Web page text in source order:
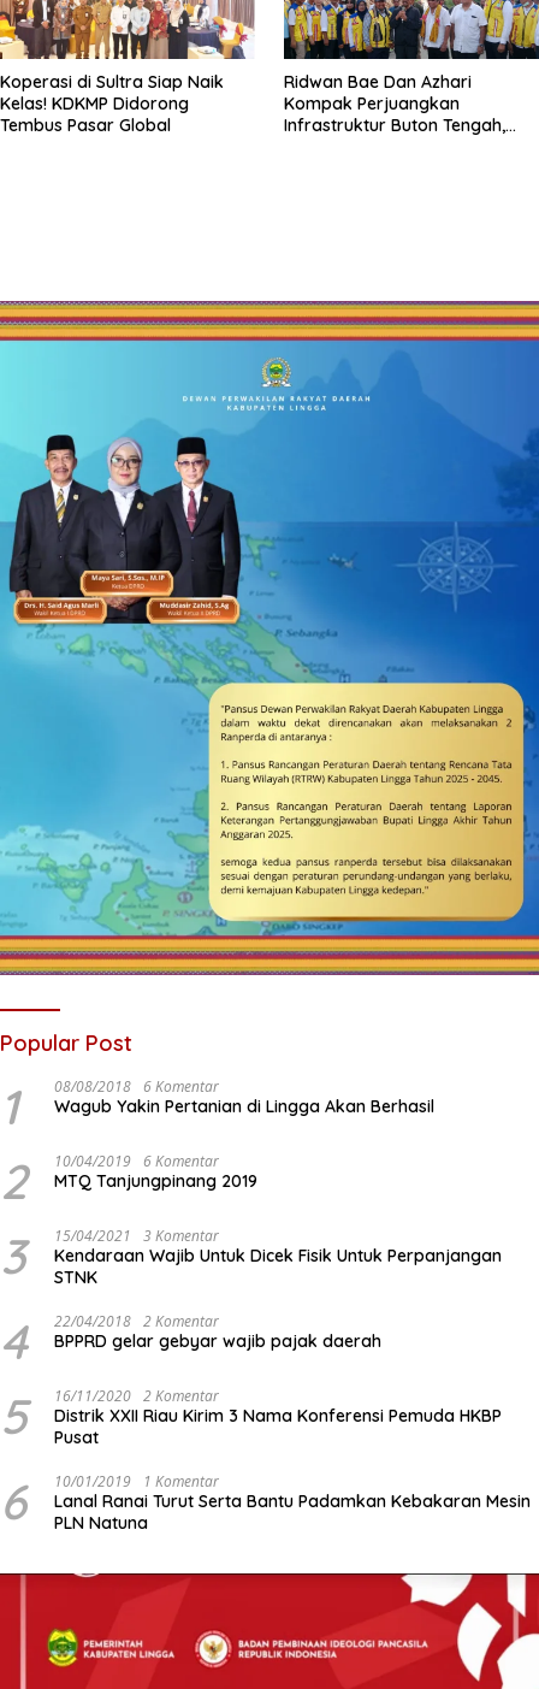
Koperasi di Sultra Siap Naik
Kelas! KDKMP Didorong
Tembus Pasar Global
Ridwan Bae Dan Azhari
Kompak Perjuangkan
Infrastruktur Buton Tengah,
Popular Post
1 08/08/2018 6 Komentar
Wagub Yakin Pertanian di Lingga Akan Berhasil
2 10/04/2019 6 Komentar
MTQ Tanjungpinang 2019
3 15/04/2021 3 Komentar
Kendaraan Wajib Untuk Dicek Fisik Untuk Perpanjangan
STNK
4 22/04/2018 2 Komentar
BPPRD gelar gebyar wajib pajak daerah
5 16/11/2020 2 Komentar
Distrik XXII Riau Kirim 3 Nama Konferensi Pemuda HKBP
Pusat
6 10/01/2019 1 Komentar
Lanal Ranai Turut Serta Bantu Padamkan Kebakaran Mesin
PLN Natuna